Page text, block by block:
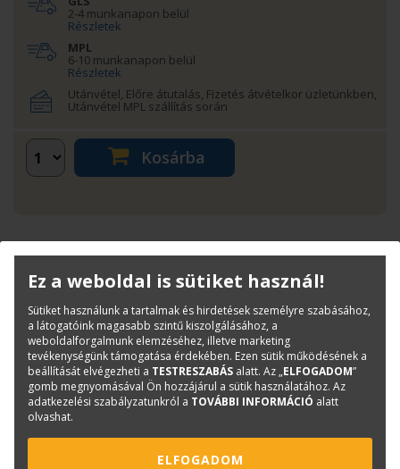
2-4 munkanapon belül
Részletek
MPL
6-10 munkanapon belül
Részletek
Utánvétel, Előre átutalás, Fizetés átvételkor üzletünkben,
Utánvétel MPL szállítás során
Kosárba
Termékinfó
Kategóriák
Tintapatronok
Canon tintapatronok
Cikkszám:
CF0781C001AA
Márka:
CANON
EAN:
4549292049237
Kérdése van?
Ez a weboldal is sütiket használ!
Sütiket használunk a tartalmak és hirdetések személyre szabásához,
a látogatóink magasabb szintű kiszolgálásához, a
weboldalforgalmunk elemzéséhez, illetve marketing
tevékenységünk támogatása érdekében. Ezen sütik működésének a
beállítását elvégezheti a TESTRESZABÁS alatt. Az „ELFOGADOM”
gomb megnyomásával Ön hozzájárul a sütik használatához. Az
adatkezelési szabályzatunkról a TOVÁBBI INFORMÁCIÓ alatt
olvashat.
ELFOGADOM